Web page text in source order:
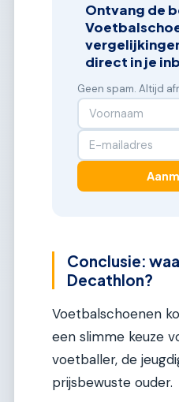
Ontvang de
direct in je
Geen spam. Altijd
Conclusie:
Decathlon?
Voetbalschoenen
een slimme keuze
voetballer, de
prijsbewuste ouder.